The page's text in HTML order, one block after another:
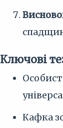
Ключові
Кафка